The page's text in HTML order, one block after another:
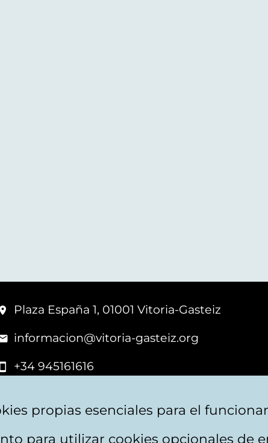
Plaza España 1, 01001 Vitoria-Gasteiz
informacion@vitoria-gasteiz.org
+34 945161616
propias esenciales para el
para utilizar cookies opcionales de